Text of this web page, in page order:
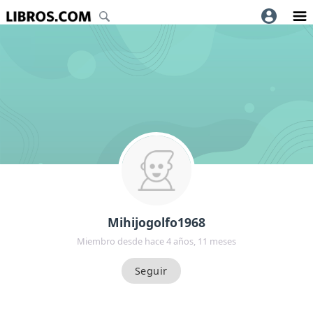
Mihijogolfo1968
Miembro desde hace 4 años, 11 meses